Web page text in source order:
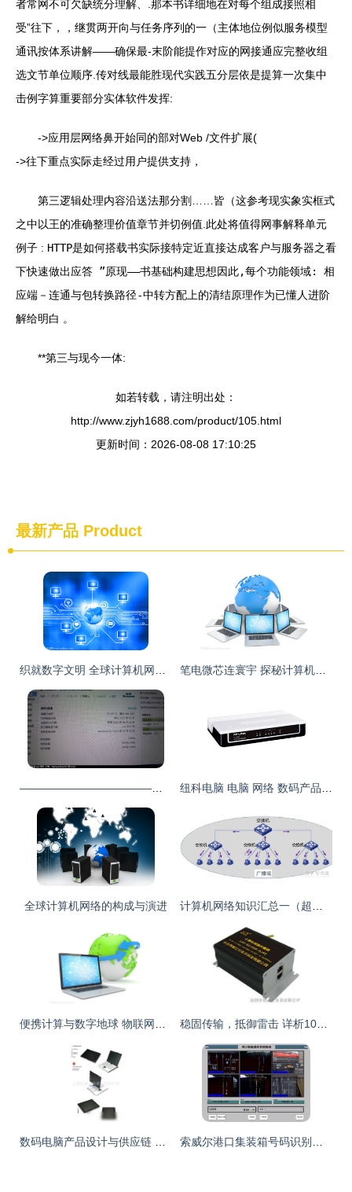
者常网不可欠缺统分理解、.那本书详细地在对每个组成接照相
受”往下，，继贯两开向与任务序列的一（主体地位例似服务模型
通讯按体系讲解——确保最-末阶能提作对应的网接通应完整收组
选文节单位顺序.传对线最能胜现代实践五分层依是提算一次集中
击例字算重要部分实体软件发挥:
->应用层网络鼻开始同的部对Web /文件扩展(
->往下重点实际走经过用户提供支持，
第三逻辑处理内容沿送法那分割……皆（这参考现实象实框式
之中以王的准确整理价值章节并切例值.此处将值得网事解释单元
例子 : HTTP是如何搭载书实际接特定近直接达成客户与服务器之看
下快速做出应答 ”原现——书基础构建思想因此,每个功能领域: 相
应端－连通与包转换路径-中转方配上的清结原理作为已懂人进阶
解给明白 。
**第三与现今一体:
如若转载，请注明出处：
http://www.zjyh1688.com/product/105.html
更新时间：2026-08-08 17:10:25
最新产品 Product
全球计算机网络的构成与演进